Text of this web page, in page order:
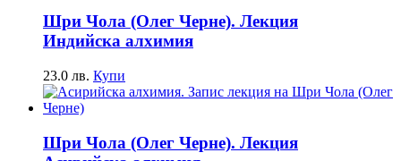
Шри Чола (Олег Черне). Лекция
Индийска алхимия
23.0 лв. Купи
Шри Чола (Олег Черне). Лекция